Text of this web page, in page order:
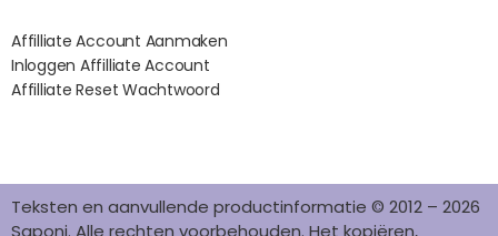
Affilliate Account Aanmaken
Inloggen Affilliate Account
Affilliate Reset Wachtwoord
Teksten en aanvullende productinformatie © 2012 – 2026
Saponi. Alle rechten voorbehouden. Het kopiëren,